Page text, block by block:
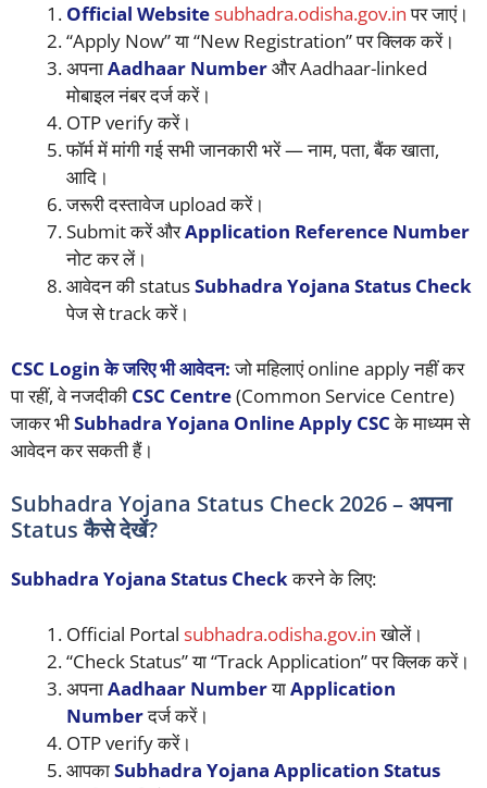
Official Websitesubhadra.odisha.gov.inपर जाएं।
“Apply Now” या “New Registration” पर क्लिक करें।
अपनाAadhaar Numberऔर Aadhaar-linked
मोबाइल नंबर दर्ज करें।
OTP verify करें।
फॉर्म में मांगी गई सभी जानकारी भरें — नाम, पता, बैंक खाता,
आदि।
जरूरी दस्तावेज upload करें।
Submit करें औरApplication Reference Number
नोट कर लें।
आवेदन की statusSubhadra Yojana Status Check
पेज से track करें।
CSC Login के जरिए भी आवेदन:जो महिलाएं online apply नहीं कर
पा रहीं, वे नजदीकी CSC Centre(Common Service Centre)
जाकर भीSubhadra Yojana Online Apply CSCके माध्यम से
आवेदन कर सकती हैं।
Subhadra Yojana Status Check 2026 – अपना
Status कैसे देखें?
Subhadra Yojana Status Checkकरने के लिए:
Official Portal subhadra.odisha.gov.inखोलें।
“Check Status” या “Track Application” पर क्लिक करें।
अपनाAadhaar NumberयाApplication
Numberदर्ज करें।
OTP verify करें।
आपकाSubhadra Yojana Application Status